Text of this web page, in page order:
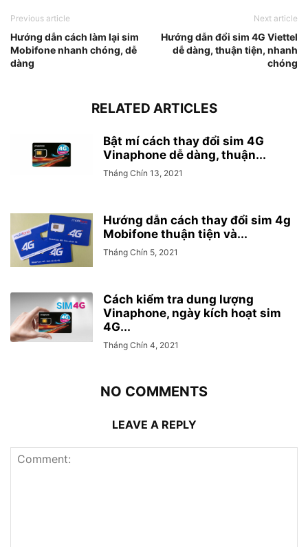
Previous article
Hướng dẫn cách làm lại sim
Mobifone nhanh chóng, dễ
dàng
Next article
Hướng dẫn đổi sim 4G Viettel
dễ dàng, thuận tiện, nhanh
chóng
RELATED ARTICLES
Bật mí cách thay đổi sim 4G
Vinaphone dễ dàng, thuận...
Tháng Chín 13, 2021
Hướng dẫn cách thay đổi sim 4g
Mobifone thuận tiện và...
Tháng Chín 5, 2021
Cách kiểm tra dung lượng
Vinaphone, ngày kích hoạt sim
4G...
Tháng Chín 4, 2021
NO COMMENTS
LEAVE A REPLY